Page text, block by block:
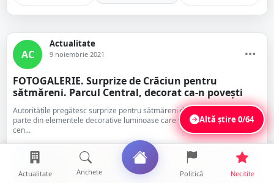
AC
Actualitate
9 noiembrie 2021
FOTOGALERIE. Surprize de Crăciun pentru
sătmăreni. Parcul Central, decorat ca-n povești
Autoritățile pregătesc surprize pentru sătmăreni de acest Crăciun. O
parte din elementele decorative luminoase care vor înfrumuseța zona
cen...
Altă știre0/64
Actualitate Anchete Politică Necitite